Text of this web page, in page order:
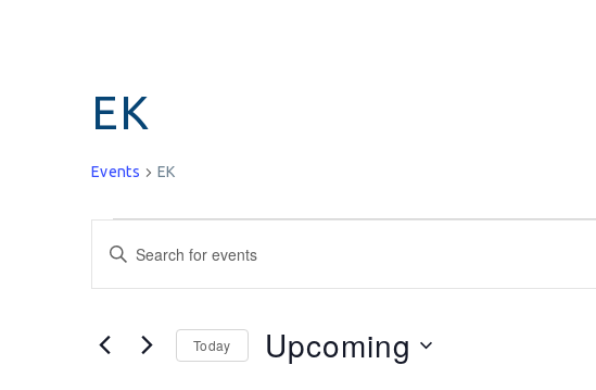
EK
Events EK
Events
Search
and
Enter
Events
Today Upcoming